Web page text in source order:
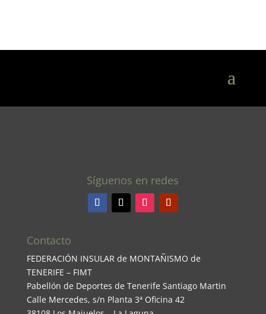
Síguenos en redes
Contacto
FEDERACIÓN INSULAR de MONTAÑISMO de
TENERIFE – FIMT
Pabellón de Deportes de Tenerife Santiago Martin
Calle Mercedes, s/n Planta 3ª Oficina 42